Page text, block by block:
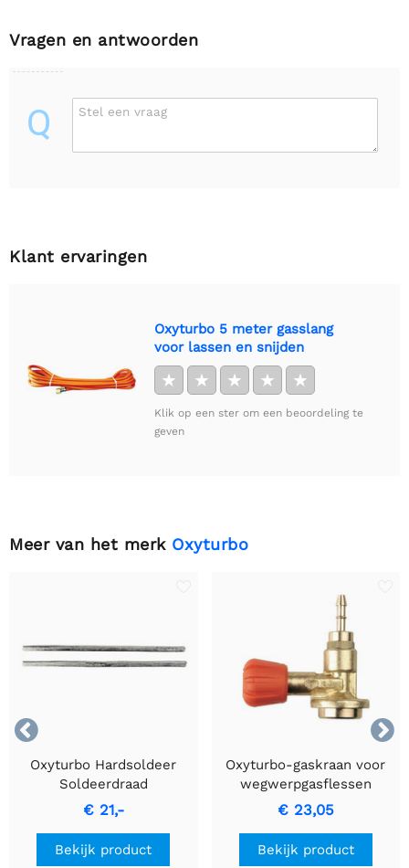
Vragen en antwoorden
Q Stel een vraag
Klant ervaringen
Oxyturbo 5 meter gasslang
voor lassen en snijden
★ ★ ★ ★ ★
Klik op een ster om een beoordeling te
geven
Meer van het merk Oxyturbo


Oxyturbo Hardsoldeer
Soldeerdraad
€ 21,-
Bekijk product
Oxyturbo-gaskraan voor
wegwerpgasflessen
€ 23,05
Bekijk product